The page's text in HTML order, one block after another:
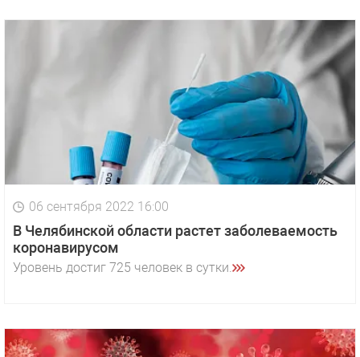
06 сентября 2022 16:00
В Челябинской области растет заболеваемость
коронавирусом
Уровень достиг 725 человек в сутки.